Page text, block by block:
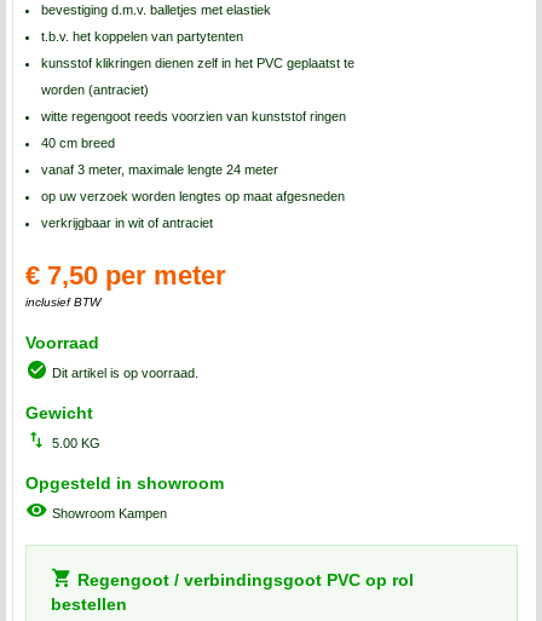
bevestiging d.m.v. balletjes met elastiek
t.b.v. het koppelen van partytenten
kunsstof klikringen dienen zelf in het PVC geplaatst te
worden (antraciet)
witte regengoot reeds voorzien van kunststof ringen
40 cm breed
vanaf 3 meter, maximale lengte 24 meter
op uw verzoek worden lengtes op maat afgesneden
verkrijgbaar in wit of antraciet
€ 7,50 per meter
inclusief BTW
Voorraad
Dit artikel is op voorraad.
Gewicht
5.00 KG
Opgesteld in showroom
Showroom Kampen
Regengoot / verbindingsgoot PVC op rol
bestellen